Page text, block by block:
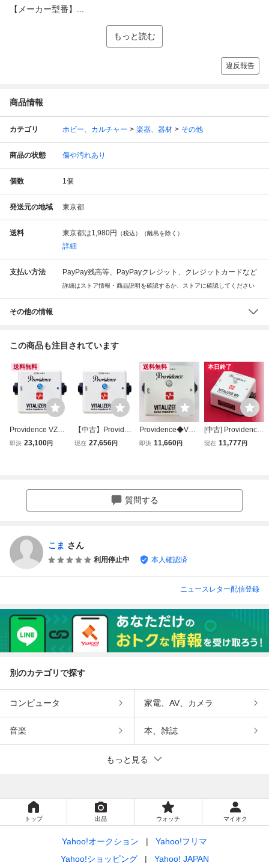
【メーカー型番】...
もっと読む
違反報告
商品情報
カテゴリ ホビー、カルチャー 楽器、器材 その他
商品の状態 傷や汚れあり
個数 1個
発送元の地域 東京都
送料 東京都は1,980円 （税込）（離島を除く）
詳細
支払い方法 PayPay残高等、PayPayクレジット、クレジットカードなど
詳細はストア情報・商品説明を確認するか、ストアに確認してください
その他の情報
この商品も注目されています
送料無料
Providence VZW-
1 VITALIZER WV
即決 23,100円
【中古】Providen
ce プロビデンス
現在 27,656円
送料無料
Providence◆VZW
-1 VITALIZER WV/
即決 11,660円
本日終了
[中古] Providence
VITALIZER WV VZ
現在 11,777円
質問する
こま さん
利用停止中 本人確認済
ニュースレター配信登録
別のカテゴリで探す
コンピュータ 家電、AV、カメラ
音楽 本、雑誌
もっと見る
トップ 出品 ウォッチ マイオク
Yahoo!オークション
Yahoo!フリマ
Yahoo!ショッピング
Yahoo! JAPAN